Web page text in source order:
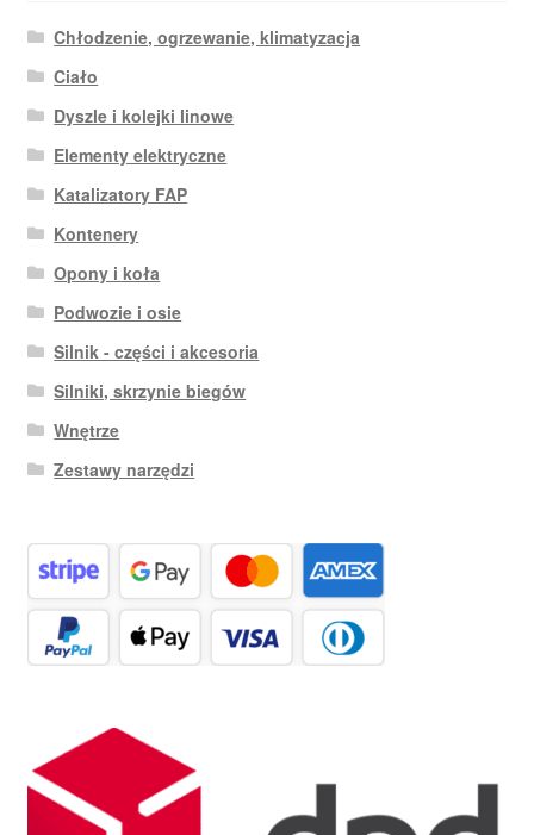
Chłodzenie, ogrzewanie, klimatyzacja
Ciało
Dyszle i kolejki linowe
Elementy elektryczne
Katalizatory FAP
Kontenery
Opony i koła
Podwozie i osie
Silnik - części i akcesoria
Silniki, skrzynie biegów
Wnętrze
Zestawy narzędzi